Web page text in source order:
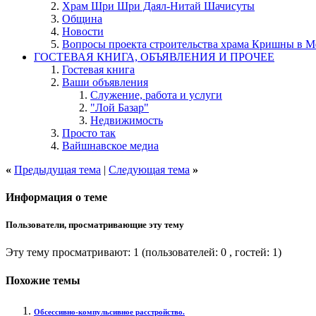
Храм Шри Шри Даял-Нитай Шачисуты
Община
Новости
Вопросы проекта строительства храма Кришны в
ГОСТЕВАЯ КНИГА, ОБЪЯВЛЕНИЯ И ПРОЧЕЕ
Гостевая книга
Ваши объявления
Служение, работа и услуги
"Лой Базар"
Недвижимость
Просто так
Вайшнавское медиа
« Предыдущая тема | Следующая тема »
Информация о теме
Пользователи, просматривающие эту тему
Эту тему просматривают: 1 (пользователей: 0 , гостей: 1)
Похожие темы
Обсессивно-компульсивное расстройство.